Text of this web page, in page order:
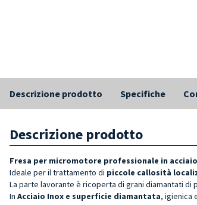
Descrizione prodotto Specifiche
Descrizione prodotto
Fresa per micromotore professionale in
Ideale per il trattamento di piccole callosità
La parte lavorante è ricoperta di grani diamantati
In Acciaio Inox e superficie diamantata, igienica